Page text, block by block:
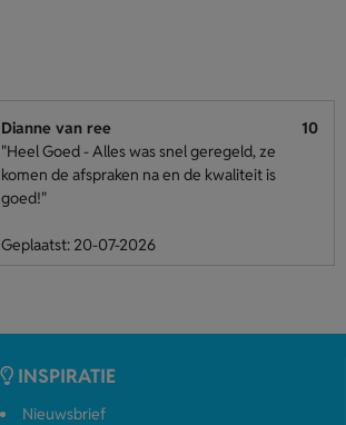
Dianne van ree
10
"Heel Goed - Alles was snel geregeld, ze
komen de afspraken na en de kwaliteit is
goed!"
Geplaatst: 20-07-2026
INSPIRATIE
Nieuwsbrief